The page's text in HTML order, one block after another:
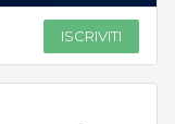
ISCRIVITI